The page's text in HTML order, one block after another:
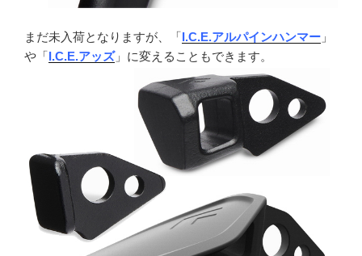
まだ未入荷となりますが、「I.C.E.アルパインハンマー 」
や「I.C.E.アッズ」に変えることもできます。